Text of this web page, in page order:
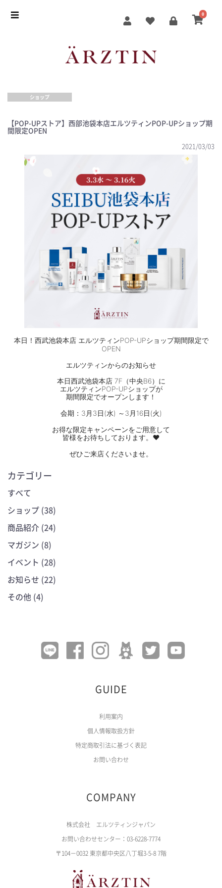
0
ショップ
【POP-UPストア】西部池袋本店エルツティンPOP-UPショップ期
間限定OPEN
2021/03/03
本日！西武池袋本店 エルツティンPOP-UPショップ期間限定で
OPEN
エルツティンからのお知らせ
本日西武池袋本店 7F（中央B6）に
エルツティンPOP-UPショップが
期間限定でオープンします！
会期：3月3日(水) ～3月16日(火)
お得な限定キャンペーンをご用意して
皆様をお待ちしております。❤️
ぜひご来店くださいませ。
カテゴリー
すべて
ショップ (38)
商品紹介 (24)
マガジン (8)
イベント (28)
お知らせ (22)
その他 (4)
GUIDE
利用案内
個人情報取扱方針
特定商取引法に基づく表記
お問い合わせ
COMPANY
株式会社 エルツティンジャパン
お問い合わせセンター：03-6228-7774
〒104－0032 東京都中央区八丁堀3-5-8 7階